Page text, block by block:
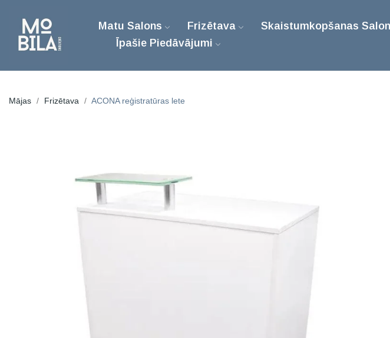
Matu Salons Frizētava Skaistumkopšanas
Īpašie Piedāvājumi
Mājas Frizētava ACONA reģistratūras lete